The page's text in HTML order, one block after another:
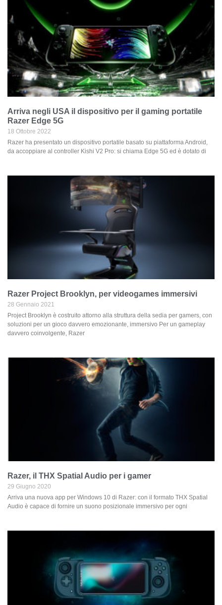
Arriva negli USA il dispositivo per il gaming portatile
Razer Edge 5G
18 Ottobre 2022
Razer ha presentato un dispositivo portatile basato su piattaforma Android,
da accoppiare al controller Kishi V2 Pro: si chiama Edge 5G ed è dotato di
Razer Project Brooklyn, per videogames immersivi
28 Gennaio 2021
Project Brooklyn è costruito attorno alla struttura della sedia per gamers, con
soluzioni per un gioco davvero emozionante, immersivo Per un gameplay
davvero coinvolgente, Razer
Razer, il THX Spatial Audio per i gamer
29 Giugno 2020
Arriva una nuova app per Windows 10 di Razer: con il formato THX Spatial
Audio è capace di fornire un suono posizionale immersivo per ogni